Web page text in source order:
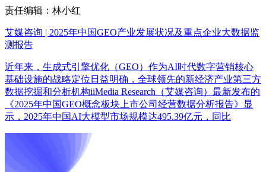
责任编辑：林小红
艾媒咨询 | 2025年中国GEO产业发展状况及重点企业大数据监
测报告
近年来，生成式引擎优化（GEO）作为AI时代数字营销核心
基础设施的战略定位日益明确，全球领先的新经济产业第三方
数据挖掘和分析机构iiMedia Research（艾媒咨询）最新发布的
《2025年中国GEO概念板块上市公司经营数据分析报告》显
示，2025年中国AI大模型市场规模达495.39亿元，同比